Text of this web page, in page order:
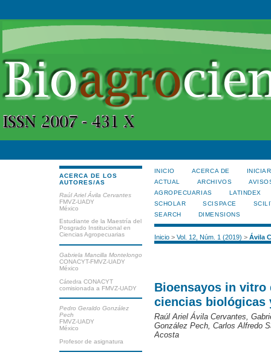
ACERCA DE LOS
AUTORES/AS
Raúl Ariel Ávila Cervantes
FMVZ-UADY
México
Estudiante de la Maestría del
Posgrado Institucional en
Ciencias Agropecuarias
Gabriela Mancilla Montelongo
CONACYT-FMVZ-UADY
México
Cátedra CONACYT
comisionada a FMVZ-UADY
Pedro Geraldo González
Pech
FMVZ-UADY
México
Profesor de asignatura
INICIO ACERCA DE
ACTUAL
ARCHIVOS
AGROPECUARIAS
LATINDEX
SCHOLAR
SCISPACE
SEARCH
DIMENSIONS
Inicio> Vol. 12, Núm. 1 (2019) > Ávila
Bioensayos in vitro
ciencias biológicas
Raúl Ariel Ávila Cervantes,
González Pech, Carlos Alfredo
Acosta